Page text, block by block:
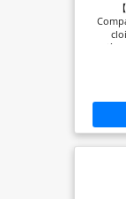
sac.
peut
cm